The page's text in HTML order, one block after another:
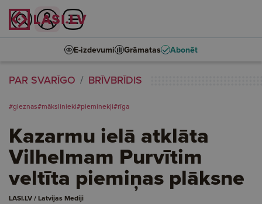
E-izdevumi Grāmatas Abonēt
PAR SVARĪGO BRĪVBRĪDIS
#gleznas#mākslinieki#pieminekļi#rīga
Kazarmu ielā atklāta
Vilhelmam Purvītim
veltīta piemiņas plāksne
LASI.LV / Latvijas Mediji